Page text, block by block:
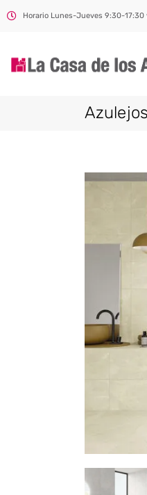
Horario Lunes-Jueves 9:30-
Azulejos